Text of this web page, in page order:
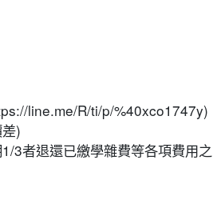
line.me/R/ti/p/%40xco1747y)
)
3者退還已繳學雜費等各項費用之